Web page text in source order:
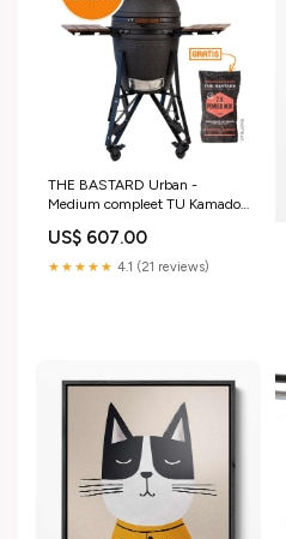
THE BASTARD Urban -
Medium compleet TU Kamado
houtskoolbarbecue
US$ 607.00
★★★★★ 4.1 (21 reviews)